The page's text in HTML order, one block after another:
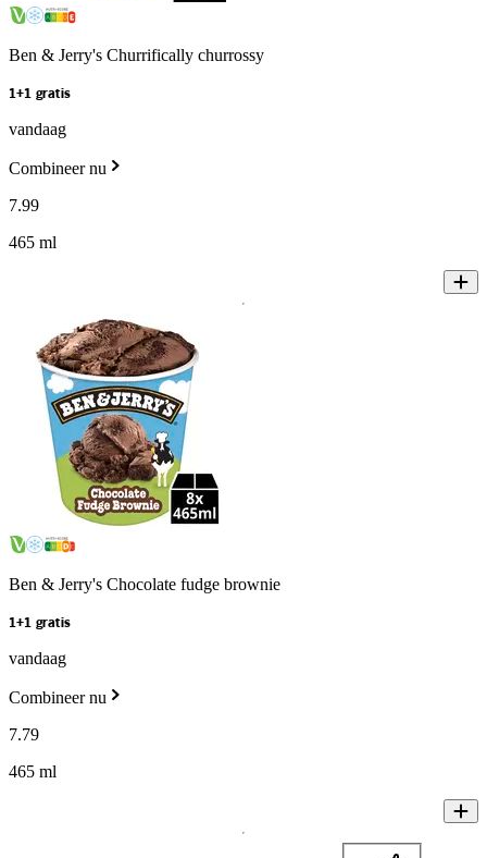
Ben & Jerry's Churrifically churrossy
1+1 gratis
vandaag
Combineer nu
7.99
465 ml
Ben & Jerry's Chocolate fudge brownie
1+1 gratis
vandaag
Combineer nu
7.79
465 ml